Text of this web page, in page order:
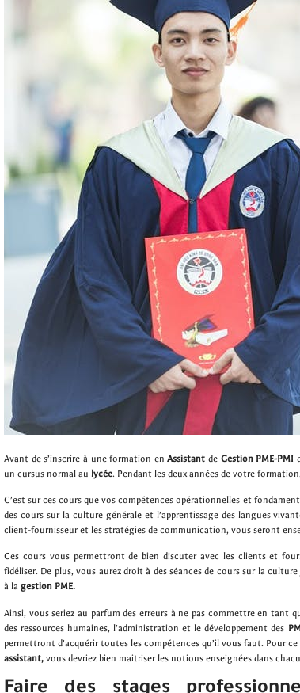
Avant de s’inscrire à une formation enAssistant de Gestion PME-PMI
un cursus normal au lycée. Pendant les deux années de votre
C’est sur ces cours que vos compétences opérationnelles et
des cours sur la culture générale et l’apprentissage des langues
client-fournisseur et les stratégies de communication, vous seront
Ces cours vous permettront de bien discuter avec les clients et
fidéliser. De plus, vous aurez droit à des séances de cours sur la
à la gestion PME.
Ainsi, vous seriez au parfum des erreurs à ne pas commettre en tant
des ressources humaines, l’administration et le développement des
permettront d’acquérir toutes les compétences qu’il vous faut. Pour
assistant, vous devriez bien maitriser les notions enseignées dans